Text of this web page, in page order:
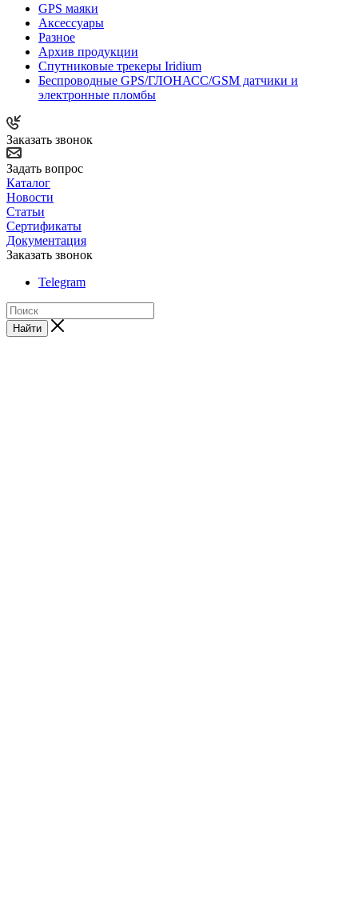
GPS маяки
Аксессуары
Разное
Архив продукции
Спутниковые трекеры Iridium
Беспроводные GPS/ГЛОНАСС/GSM датчики и
электронные пломбы
Заказать звонок
Задать вопрос
Каталог
Новости
Статьи
Сертификаты
Документация
Заказать звонок
Telegram
Найти